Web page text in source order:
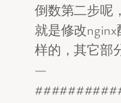
倒数第二步呢
就是修改
样的，其它部
—